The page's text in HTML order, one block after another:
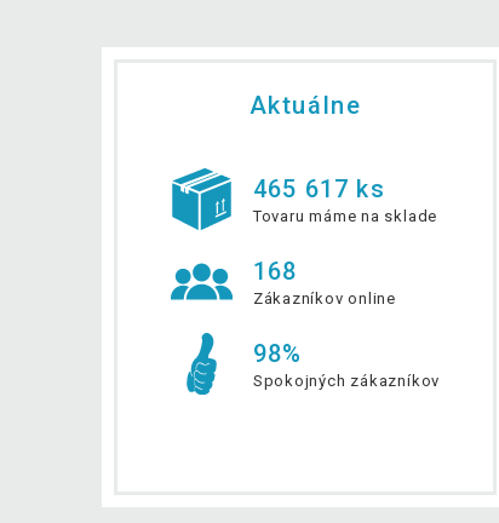
Aktuálne
465 617 ks
Tovaru máme na sklade
168
Zákazníkov online
98%
Spokojných zákazníkov